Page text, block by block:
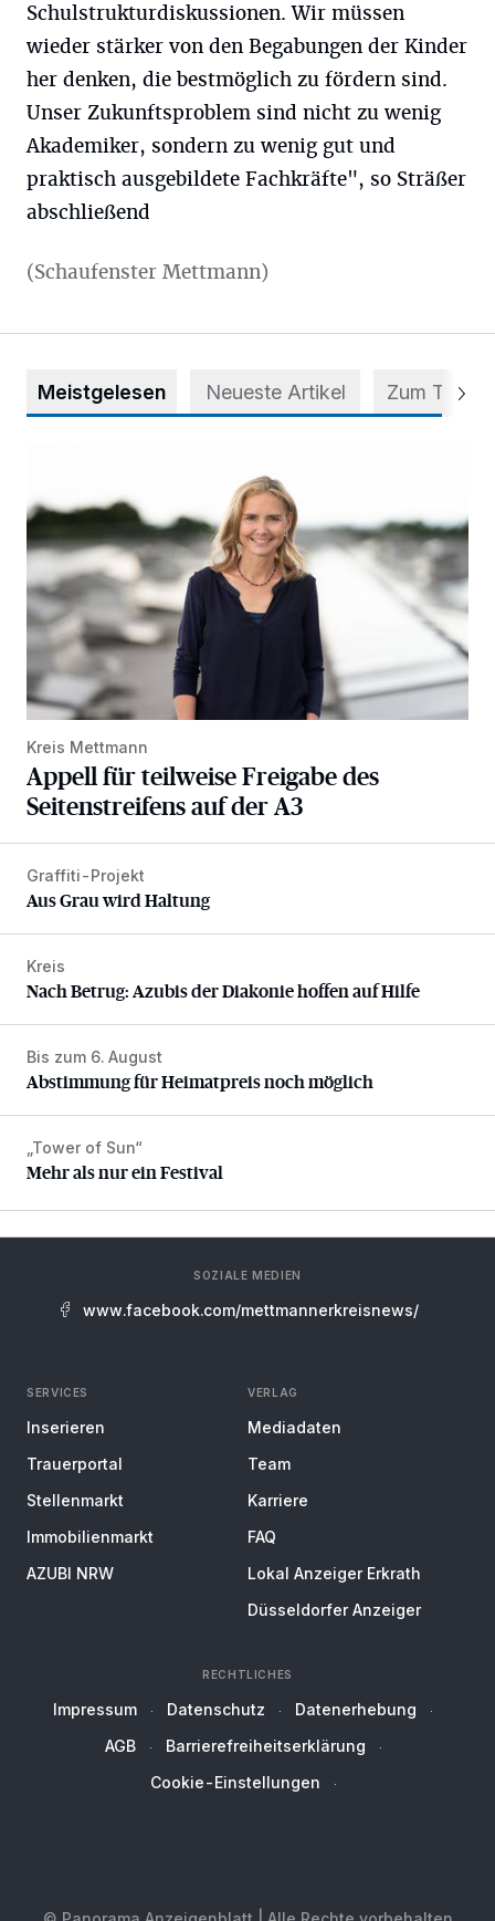
Schulstrukturdiskussionen. Wir müssen
wieder stärker von den Begabungen der Kinder
her denken, die bestmöglich zu fördern sind.
Unser Zukunftsproblem sind nicht zu wenig
Akademiker, sondern zu wenig gut und
praktisch ausgebildete Fachkräfte", so Sträßer
abschließend
(Schaufenster Mettmann)
Meistgelesen Neueste Artikel Zum Thema
Kreis Mettmann
Appell für teilweise Freigabe des
Seitenstreifens auf der A3
Aus Grau wird Haltung
Graffiti-Projekt
Aus Grau wird Haltung
Nach Betrug: Azubis der Diakonie hoffen auf Hilfe
Kreis
Nach Betrug: Azubis der Diakonie hoffen auf Hilfe
Abstimmung für Heimatpreis noch möglich
Bis zum 6. August
Abstimmung für Heimatpreis noch möglich
Mehr als nur ein Festival
„Tower of Sun“
Mehr als nur ein Festival
SOZIALE MEDIEN
www.facebook.com/mettmannerkreisnews/
SERVICES
Inserieren
Trauerportal
Stellenmarkt
Immobilienmarkt
AZUBI NRW
VERLAG
Mediadaten
Team
Karriere
FAQ
Lokal Anzeiger Erkrath
Düsseldorfer Anzeiger
RECHTLICHES
Impressum Datenschutz
Datenerhebung
AGB
Barrierefreiheitserklärung
Cookie-Einstellungen